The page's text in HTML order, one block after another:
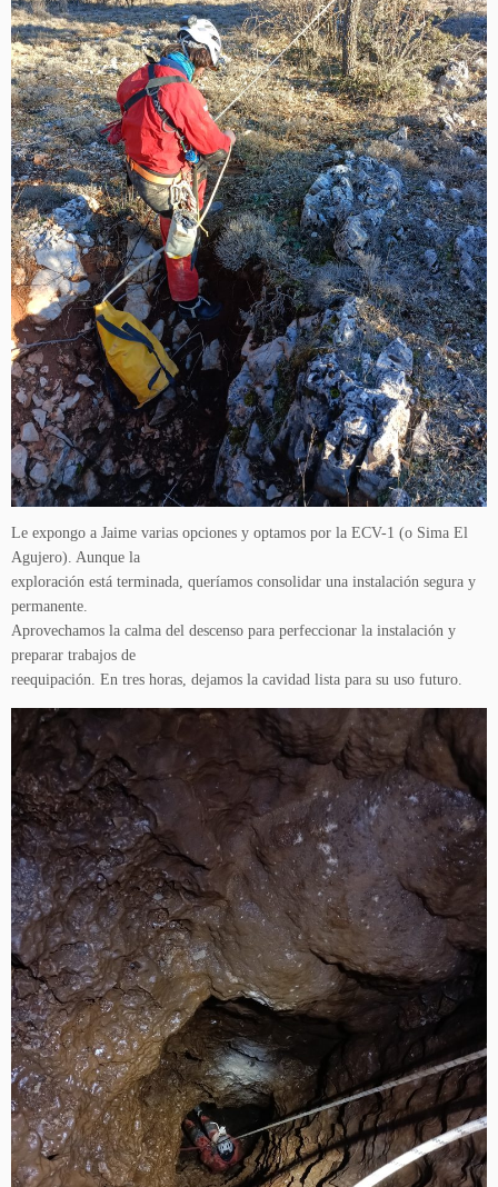
Le expongo a Jaime varias opciones y optamos por la ECV-1 (o Sima El
Agujero). Aunque la
exploración está terminada, queríamos consolidar una instalación segura y
permanente.
Aprovechamos la calma del descenso para perfeccionar la instalación y
preparar trabajos de
reequipación. En tres horas, dejamos la cavidad lista para su uso futuro.